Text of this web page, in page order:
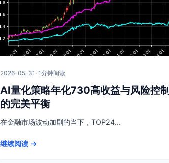
2026-05-31 · 1分钟阅读
AI量化策略年化730高收益与风险控制
的完美平衡
在金融市场波动加剧的当下，TOP24...
继续阅读 →